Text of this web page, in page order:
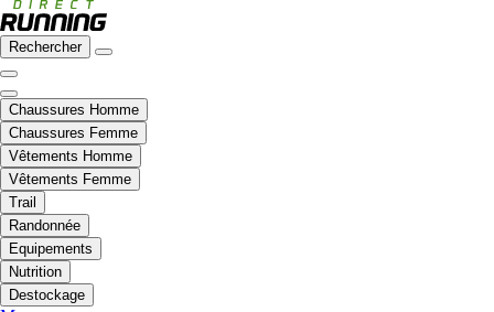
Rechercher
Chaussures Homme
Chaussures Femme
Vêtements Homme
Vêtements Femme
Trail
Randonnée
Equipements
Nutrition
Destockage